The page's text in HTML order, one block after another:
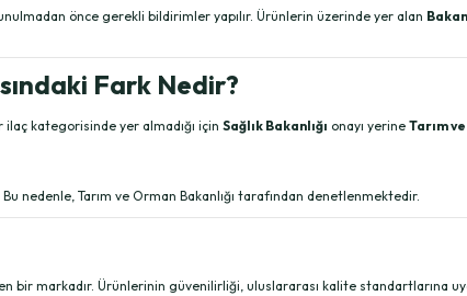
önce gerekli bildirimler yapılır. Ürünlerin üzerinde yer alan
Fark Nedir?
ilaç kategorisinde yer almadığı için Sağlık Bakanlığı onayı yerine Tarım
nedenle, Tarım ve Orman Bakanlığı tarafından denetlenmektedir.
bir markadır. Ürünlerinin güvenilirliği, uluslararası kalite standartlarına